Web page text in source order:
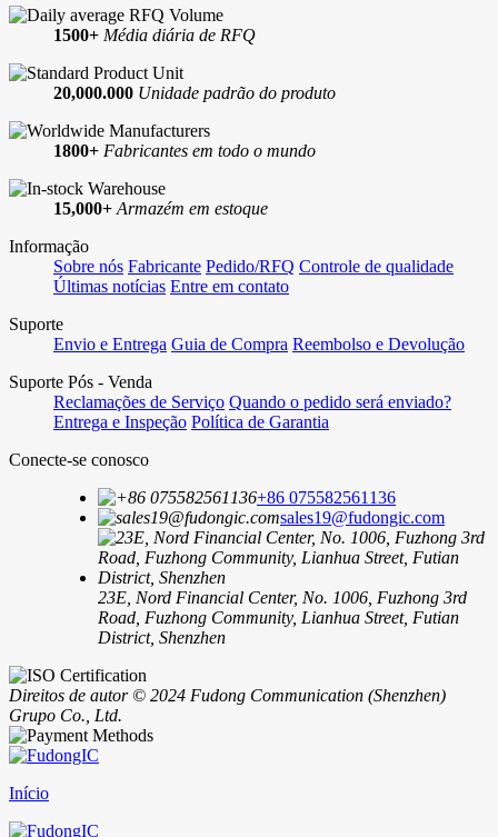
1500+ Média diária de RFQ
20,000.000 Unidade padrão do produto
1800+ Fabricantes em todo o mundo
15,000+ Armazém em estoque
Informação
Sobre nós Fabricante Pedido/RFQ Controle de qualidade
Últimas notícias Entre em contato
Suporte
Envio e Entrega Guia de Compra Reembolso e Devolução
Suporte Pós - Venda
Reclamações de Serviço Quando o pedido será enviado?
Entrega e Inspeção Política de Garantia
Conecte-se conosco
+86 075582561136
sales19@fudongic.com
23E, Nord Financial Center, No. 1006, Fuzhong 3rd
Road, Fuzhong Community, Lianhua Street, Futian
District, Shenzhen
Direitos de autor © 2024 Fudong Communication (Shenzhen)
Grupo Co., Ltd.
Início